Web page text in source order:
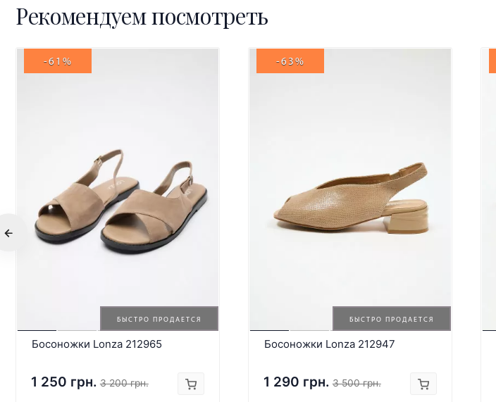
Рекомендуем посмотреть
БЫСТРО ПРОДАЕТСЯ
-61%
Босоножки Lonza 212965
1 250 грн. 3 200 грн.
БЫСТРО ПРОДАЕТСЯ
-63%
Босоножки Lonza 212947
1 290 грн. 3 500 грн.